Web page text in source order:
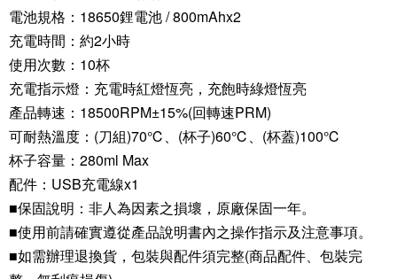
電池規格：18650鋰電池 / 800mAhx2
充電時間：約2小時
使用次數：10杯
充電指示燈：充電時紅燈恆亮，充飽時綠燈恆亮
產品轉速：18500RPM±15%(回轉速PRM)
可耐熱溫度：(刀組)70℃、(杯子)60℃、(杯蓋)100℃
杯子容量：280ml Max
配件：USB充電線x1
■保固說明：非人為因素之損壞，原廠保固一年。
■使用前請確實遵從產品說明書內之操作指示及注意事項。
■如需辦理退換貨，包裝與配件須完整(商品配件、包裝完